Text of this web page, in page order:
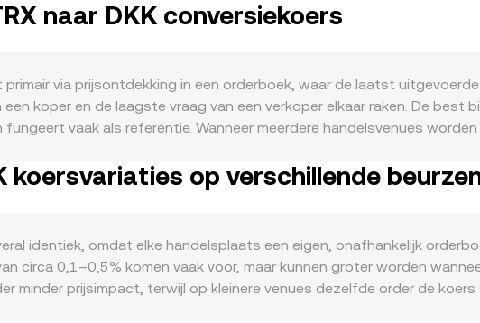
name USDT op Tron), DeFi-apps zoals JustLend en Sun.io, en
Ook use-cases zoals lage-kostenoverdrachten en gaming op Tron
met de euro, waardoor schommelingen in EUR-sterkte
noteringsbesluiten op beurzen, EU-kaders zoals MiCA (relevant voor
gekoppelde entiteiten voor korte-termijnvolatiliteit zorgen. Tot slot
op TRX-perpetuals, aflopende derivatencontracten,
liquiditeit op belangrijke handelsparen kunnen de TRX/DKK
naar DKK conversiekoers
via prijsontdekking in een orderboek, waar de laatst
koper en de laagste vraag van een verkoper elkaar raken. De best
vaak als referentie. Wanneer meerdere handelsvenues
× conversion rate, en TRX-hoeveelheid = DKK-waarde /
AMM’s zoals SunSwap gelden constant-productmarkten met de
bijdraagt aan de uiteindelijke TRX/DKK conversion rate die je ziet.
koersvariaties op verschillende
identiek, omdat elke handelsplaats een eigen, onafhankelijk
circa 0,1–0,5% komen vaak voor, maar kunnen groter worden
minder prijsimpact, terwijl op kleinere venues dezelfde order de